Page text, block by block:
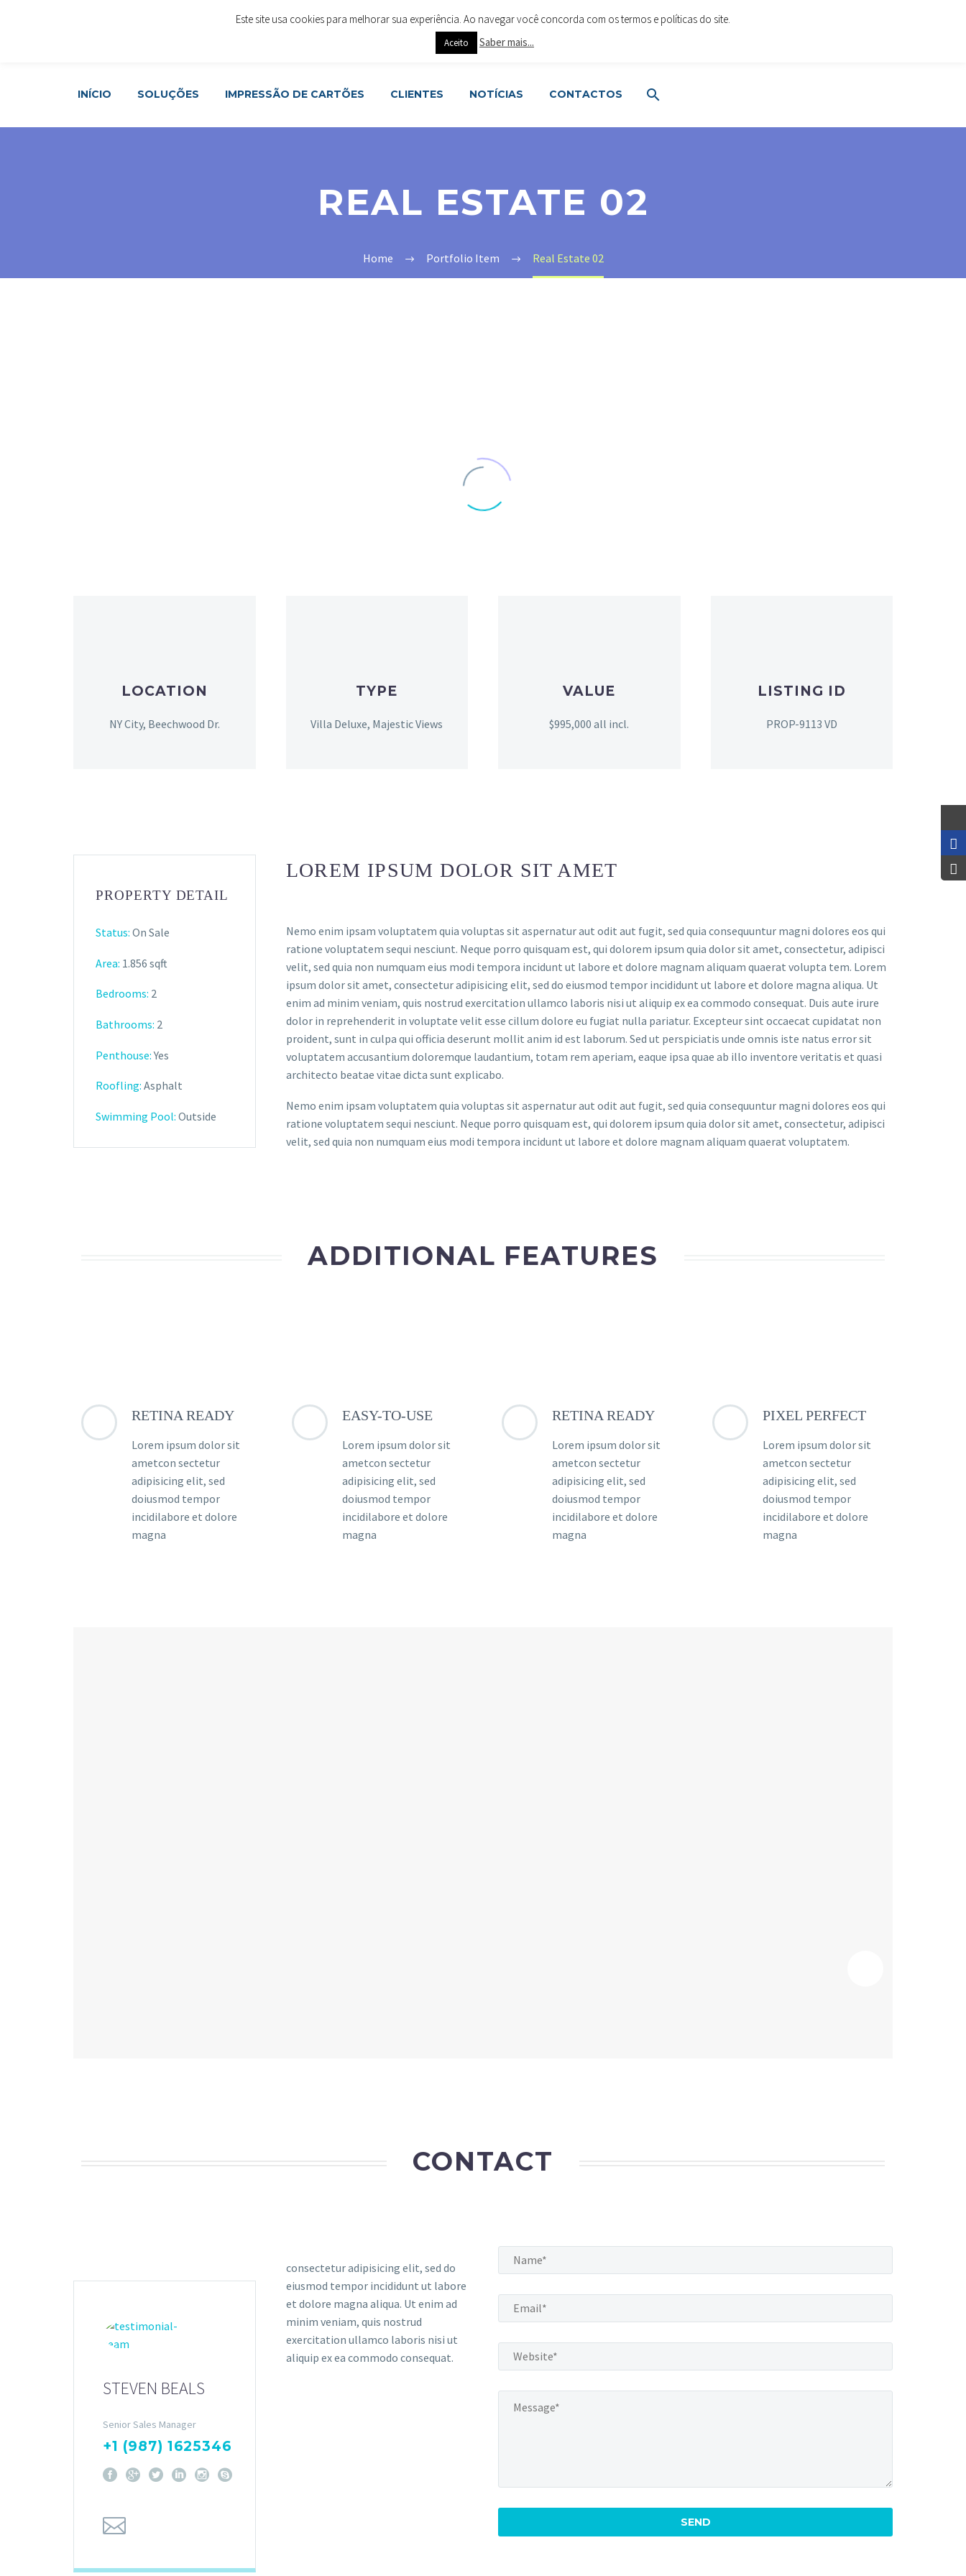
Rua Cónego Rafael Álvares da Costa, LOJA 48 - 1º Andar 4715-288 Braga +351 253 615 063 geral@cartoesesolucoes.com
www.cartoesesolucoes.com
INÍCIO SOLUÇÕES IMPRESSÃO DE CARTÕES CLIENTES NOTÍCIAS CONTACTOS
REAL ESTATE 02
Home Portfolio Item Real Estate 02
LOCATION
NY City, Beechwood Dr.
TYPE
Villa Deluxe, Majestic Views
VALUE
$995,000 all incl.
LISTING ID
PROP-9113 VD
PROPERTY DETAIL
Status: On Sale
Area: 1.856 sqft
Bedrooms: 2
Bathrooms: 2
Penthouse:Yes
Roofling: Asphalt
Swimming Pool: Outside
LOREM IPSUM DOLOR SIT AMET
Nemo enim ipsam voluptatem quia voluptas sit aspernatur aut odit aut fugit, sed quia consequuntur magni dolores eos qui
ratione voluptatem sequi nesciunt. Neque porro quisquam est, qui dolorem ipsum quia dolor sit amet, consectetur, adipisci
velit, sed quia non numquam eius modi tempora incidunt ut labore et dolore magnam aliquam quaerat volupta tem. Lorem
ipsum dolor sit amet, consectetur adipisicing elit, sed do eiusmod tempor incididunt ut labore et dolore magna aliqua. Ut
enim ad minim veniam, quis nostrud exercitation ullamco laboris nisi ut aliquip ex ea commodo consequat. Duis aute irure
dolor in reprehenderit in voluptate velit esse cillum dolore eu fugiat nulla pariatur. Excepteur sint occaecat cupidatat non
proident, sunt in culpa qui officia deserunt mollit anim id est laborum. Sed ut perspiciatis unde omnis iste natus error sit
voluptatem accusantium doloremque laudantium, totam rem aperiam, eaque ipsa quae ab illo inventore veritatis et quasi
architecto beatae vitae dicta sunt explicabo.
Nemo enim ipsam voluptatem quia voluptas sit aspernatur aut odit aut fugit, sed quia consequuntur magni dolores eos qui
ratione voluptatem sequi nesciunt. Neque porro quisquam est, qui dolorem ipsum quia dolor sit amet, consectetur, adipisci
velit, sed quia non numquam eius modi tempora incidunt ut labore et dolore magnam aliquam quaerat voluptatem.
ADDITIONAL FEATURES
RETINA READY
Lorem ipsum dolor sit
ametcon sectetur
adipisicing elit, sed
doiusmod tempor
incidilabore et dolore
magna
EASY-TO-USE
Lorem ipsum dolor sit
ametcon sectetur
adipisicing elit, sed
doiusmod tempor
incidilabore et dolore
magna
RETINA READY
Lorem ipsum dolor sit
ametcon sectetur
adipisicing elit, sed
doiusmod tempor
incidilabore et dolore
magna
PIXEL PERFECT
Lorem ipsum dolor sit
ametcon sectetur
adipisicing elit, sed
doiusmod tempor
incidilabore et dolore
magna
CONTACT
STEVEN BEALS
Senior Sales Manager
+1 (987) 1625346
consectetur adipisicing elit, sed do
eiusmod tempor incididunt ut labore
et dolore magna aliqua. Ut enim ad
minim veniam, quis nostrud
exercitation ullamco laboris nisi ut
aliquip ex ea commodo consequat.
Este site usa cookies para melhorar sua experiência. Ao navegar você concorda com os termos e políticas do site.
Aceito Saber mais...